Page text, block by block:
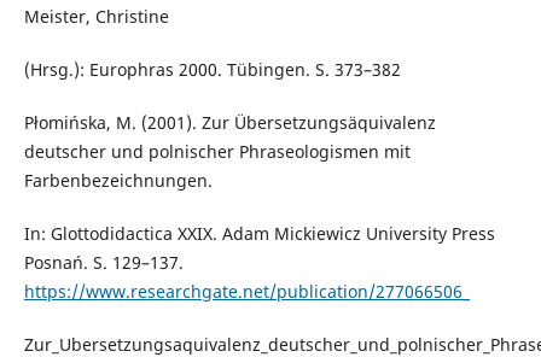
Meister, Christine
(Hrsg.): Europhras 2000. Tübingen. S. 373–382
Płomińska, M. (2001). Zur Übersetzungsäquivalenz
deutscher und polnischer Phraseologismen mit
Farbenbezeichnungen.
In: Glottodidactica XXIX. Adam Mickiewicz University Press
Posnań. S. 129–137.
https://www.researchgate.net/publication/277066506_